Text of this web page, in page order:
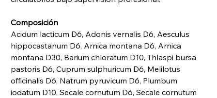
Composición
Acidum lacticum D6, Adonis vernalis D6, Aesculus
hippocastanum D6, Arnica montana D6, Arnica
montana D30, Barium chloratum D10, Thlaspi bursa
pastoris D6, Cuprum sulphuricum D6, Melilotus
officinalis D6, Natrum pyruvicum D6, Plumbum
iodatum D10, Secale cornutum D6, Secale cornutum